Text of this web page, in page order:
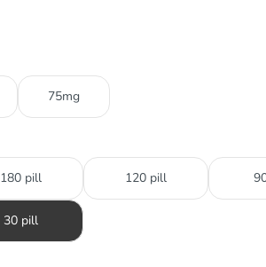
75mg
180 pill 120 pill
30 pill